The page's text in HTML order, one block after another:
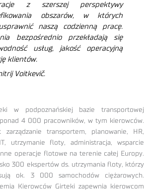
z szerszej perspektywy
obszarów, w których
naszą codzienną pracę.
bezpośrednio przekładają się
usług, jakość operacyjną
klientów.
Voitkevič.
w podpoznańskiej bazie transportowej
ponad 4 000 pracowników, w tym kierowców.
zarządzanie transportem, planowanie, HR,
utrzymanie floty, administracja, wsparcie
operacje flotowe na terenie całej Europy.
300 ekspertów ds. utrzymania floty, którzy
ok. 3 000 samochodów ciężarowych.
Kierowców Girteki zapewnia kierowcom